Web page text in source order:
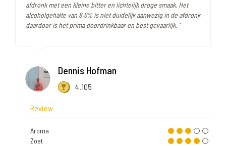
afdronk met een kleine bitter en lichtelijk droge smaak. Het
alcoholgehalte van 8,6% is niet duidelijk aanwezig in de afdronk
daardoor is het prima doordrinkbaar en best gevaarlijk. "
Dennis Hofman
4.105
Review
Aroma
Zoet